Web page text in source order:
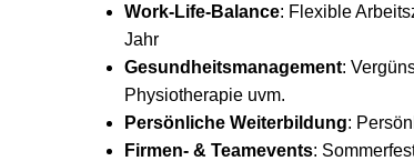
Work-Life-Balance: Flexible
Jahr
Gesundheitsmanagement:
Physiotherapie uvm.
Persönliche Weiterbildung:
Firmen- & Teamevents: